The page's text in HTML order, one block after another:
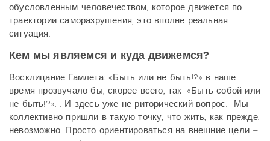
обусловленным человечеством, которое движется по
траектории саморазрушения, это вполне реальная
ситуация.
Кем мы являемся и куда движемся?
Восклицание Гамлета: «Быть или не быть!?» в наше
время прозвучало бы, скорее всего, так: «Быть собой или
не быть!?»… И здесь уже не риторический вопрос. Мы
коллективно пришли в такую точку, что жить, как прежде,
невозможно. Просто ориентироваться на внешние цели –